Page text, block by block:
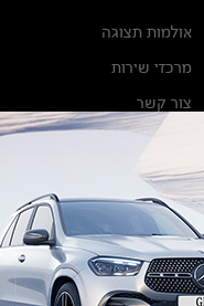
אולמות תצוגה
מרכזי שירות
צור קשר